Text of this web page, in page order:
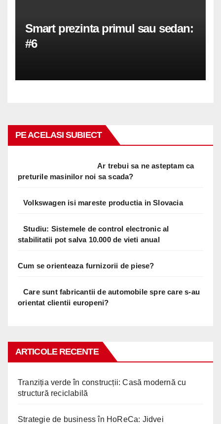
Smart prezinta primul sau sedan:
#6
PE ACELASI SUBIECT
Ar trebui sa ne asteptam ca
preturile masinilor noi sa scada?
Volkswagen isi mareste productia in Slovacia
Studiu: Sistemele de control electronic al
stabilitatii pot salva 10.000 de vieti anual
Cum se orienteaza furnizorii de piese?
Care sunt fabricantii de automobile spre care s-au
orientat clientii europeni?
ARTICOLE RECENTE
Tranziția verde în construcții: Casă modernă cu
structură reciclabilă
Strategie de business în HoReCa: Jidvei